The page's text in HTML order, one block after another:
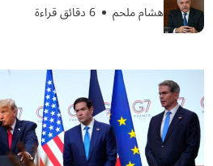
هشام ملحم 6 دقائق قراءة